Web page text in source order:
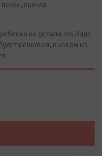
прочла
не делали. Но Лида
решаться, в каком из